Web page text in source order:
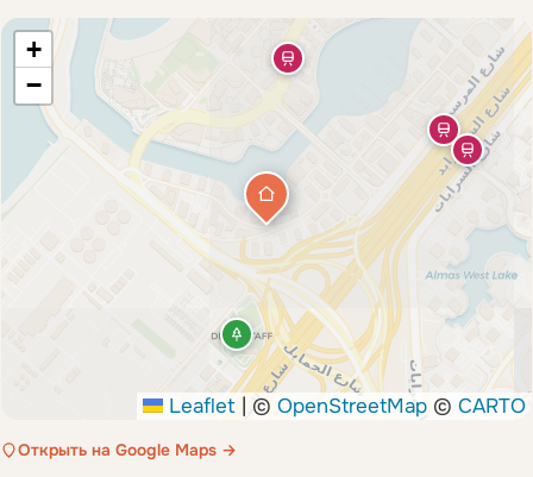
+
−
Leaflet | © OpenStreetMap © CARTO
Открыть на Google Maps →